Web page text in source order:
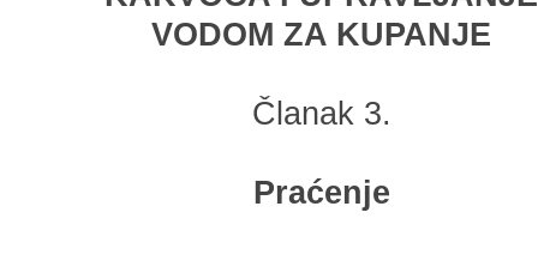
VODOM ZA KUPANJE
Članak 3.
Praćenje